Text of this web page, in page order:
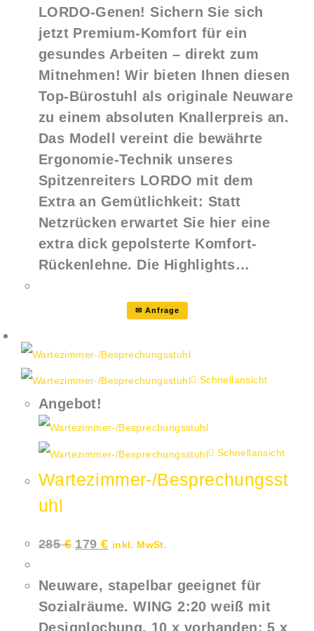
✉ Anfrage
LORDO-Genen! Sichern Sie sich
jetzt Premium-Komfort für ein
gesundes Arbeiten – direkt zum
Mitnehmen! Wir bieten Ihnen diesen
Top-Bürostuhl als originale Neuware
zu einem absoluten Knallerpreis an.
Das Modell vereint die bewährte
Ergonomie-Technik unseres
Spitzenreiters LORDO mit dem
Extra an Gemütlichkeit: Statt
Netzrücken erwartet Sie hier eine
extra dick gepolsterte Komfort-
Rückenlehne. Die Highlights…
Schnellansicht
Angebot!
Schnellansicht
Wartezimmer-/Besprechungsst
uhl
285€ Preis
179€Preis
inkl. MwSt.
Neuware, stapelbar geeignet für
Sozialräume. WING 2:20 weiß mit
Designlochung. 10 x vorhanden: 5 x